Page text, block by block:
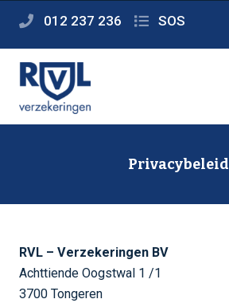
012 237 236 SOS
Privacybeleid
RVL – Verzekeringen BV
Achttiende Oogstwal 1 /1
3700 Tongeren